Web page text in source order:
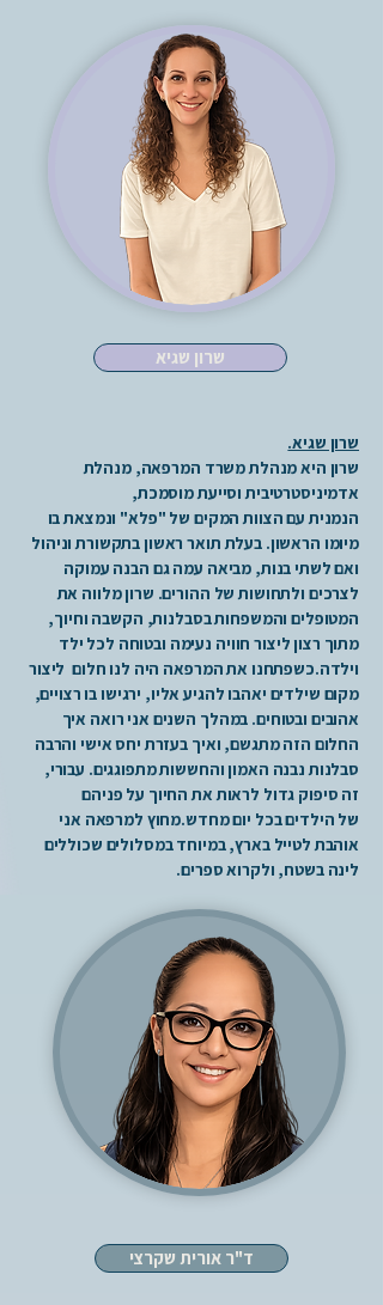
שרון שגיא
שרון שגיא.
שרון היא מנהלת משרד המרפאה, מנהלת
אדמיניסטרטיבית וסייעת מוסמכת,
הנמנית עם הצוות המקים של "פלא" ונמצאת בו
מיומו הראשון. בעלת תואר ראשון בתקשורת וניהול
ואם לשתי בנות, מביאה עמה גם הבנה עמוקה
לצרכים ולתחושות של ההורים. שרון מלווה את
המטופלים והמשפחות בסבלנות, הקשבה וחיוך,
מתוך רצון ליצור חוויה נעימה ובטוחה לכל ילד
וילדה.כשפתחנו את המרפאה היה לנו חלום ליצור
מקום שילדים יאהבו להגיע אליו, ירגישו בו רצויים,
אהובים ובטוחים. במהלך השנים אני רואה איך
החלום הזה מתגשם, ואיך בעזרת יחס אישי והרבה
סבלנות נבנה האמון והחששות מתפוגגים. עבורי,
זה סיפוק גדול לראות את החיוך על פניהם
של הילדים בכל יום מחדש.מחוץ למרפאה אני
אוהבת לטייל בארץ, במיוחד במסלולים שכוללים
לינה בשטח, ולקרוא ספרים.
ד"ר אורית שקרצי